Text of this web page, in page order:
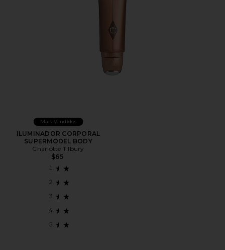
Mais Vendidos
ILUMINADOR CORPORAL
SUPERMODEL BODY
Charlotte Tilbury
$65